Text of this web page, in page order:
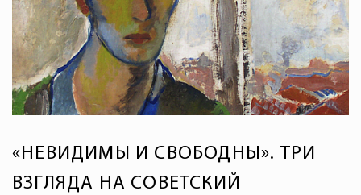
«НЕВИДИМЫ И СВОБОДНЫ». ТРИ
ВЗГЛЯДА НА СОВЕТСКИЙ